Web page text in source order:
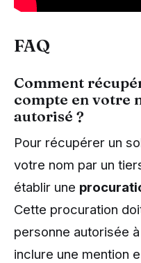
FAQ
Comment
compte en votre
autorisé ?
Pour récupérer un
votre nom par un
établir une
Cette procuration
personne autorisée
inclure une mention